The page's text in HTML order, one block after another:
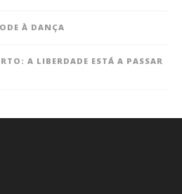
À DANÇA
A LIBERDADE ESTÁ A PASSAR